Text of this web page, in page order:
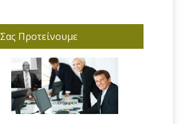
Σας Προτείνουμε